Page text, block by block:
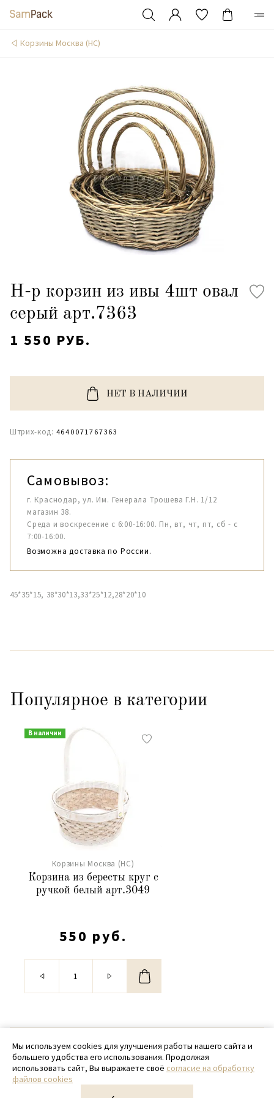
Корзины Москва (НС)
Н-р корзин из ивы 4шт овал
серый арт.7363
1 550 РУБ.
НЕТ В НАЛИЧИИ
Штрих-код: 4640071767363
Самовывоз:
г. Краснодар, ул. Им. Генерала Трошева Г.Н. 1/12
магазин 38.
Среда и воскресение с 6:00-16:00. Пн, вт, чт, пт, сб - с
7:00-16:00.
Возможна доставка по России.
45*35*15, 38*30*13,33*25*12,28*20*10
Популярное в категории
В наличии
Корзины Москва (НС)
Корзина из бересты круг с
ручкой белый арт.3049
550 руб.
© 2020 - 2026 SamPack
+ 7 (918) 699-97-87
zakaz@sampack.store
Мы используем cookies для улучшения работы нашего сайта и
большего удобства его использования. Продолжая
использовать сайт, Вы выражаете своё согласие на обработку
файлов cookies